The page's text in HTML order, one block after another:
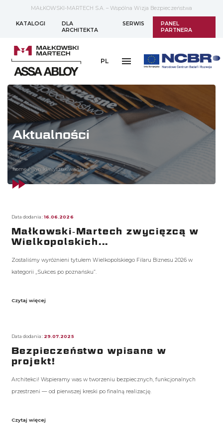
MAŁKOWSKI-MARTECH S.A. – Wspólna Wizja Bezpieczeństwa
KATALOGI
DLA
ARCHITEKTA
SERWIS
PANEL
PARTNERA
PL
Aktualności
home / wyniki wyszukiwania
Data dodania:16.06.2026
Małkowski‑Martech zwycięzcą w
Wielkopolskich...
Zostaliśmy wyróżnieni tytułem Wielkopolskiego Filaru Biznesu 2026 w
kategorii „Sukces po poznańsku”.
Czytaj więcej
Data dodania: 29.07.2025
Bezpieczeństwo wpisane w
projekt!
Architekci! Wspieramy was w tworzeniu bezpiecznych, funkcjonalnych
przestrzeni — od pierwszej kreski po finalną realizację.
Czytaj więcej